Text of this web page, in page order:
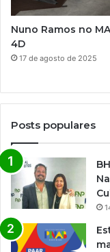
Nuno Ramos no
4D
17 de agosto de 2025
Posts populares